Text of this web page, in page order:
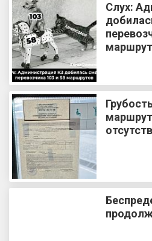
Слух: